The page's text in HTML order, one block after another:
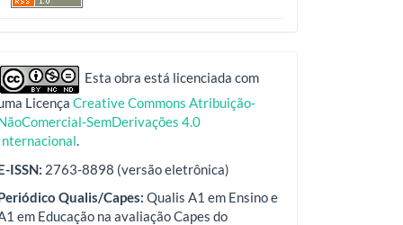
indexadoresEsta obra está licenciada com
Licença Creative Commons Atribuição-
SemDerivações 4.0
.
ISSN: 2763-8898 (versão eletrônica)
Qualis/Capes: Qualis A1 em Ensino e
em Educação na avaliação Capes do